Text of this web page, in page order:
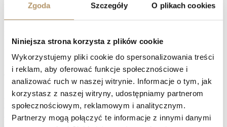
Zgoda Szczegóły O plikach cookies
Niniejsza strona korzysta z plików cookie
Wykorzystujemy pliki cookie do spersonalizowania treści
i reklam, aby oferować funkcje społecznościowe i
analizować ruch w naszej witrynie. Informacje o tym, jak
korzystasz z naszej witryny, udostępniamy partnerom
społecznościowym, reklamowym i analitycznym.
Partnerzy mogą połączyć te informacje z innymi danymi
z mBank Spółka Akcyjna jest nieważna; zasądził na rzecz powoda
biegłego oraz kwotę 5.417 zł tytułem zwrotu kosztów zastępstwa
Facebook
Twitter
LinkedIn
Prev9.10.2023 – Wygrana sprawa przeciwko PKO BP S.A. –
umowa kredytu nieważna w całości
10.10.2023 – Wygrana sprawa przeciwko Bank BPH S.A. –
umowa kredytu nieważna w całościNastępny